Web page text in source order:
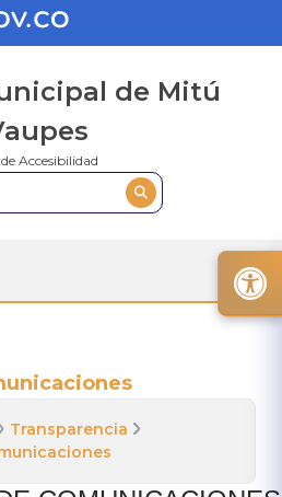
de Mitú
Accesibilidad
Transparencia